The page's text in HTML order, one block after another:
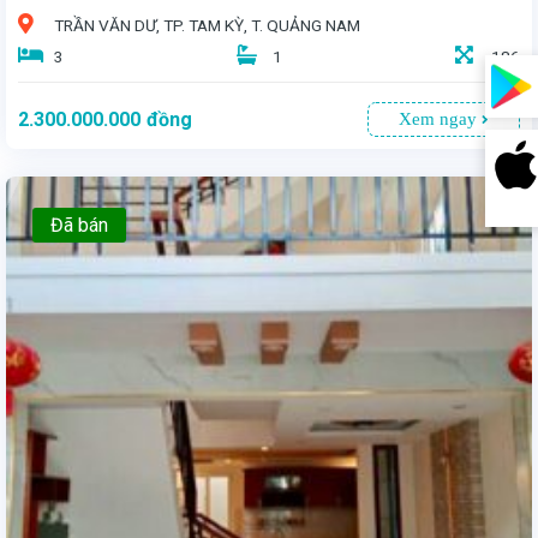
TRẦN VĂN DƯ, TP. TAM KỲ, T. QUẢNG NAM
3
1 186
2.300.000.000 đồng Xem ngay
Đã bán